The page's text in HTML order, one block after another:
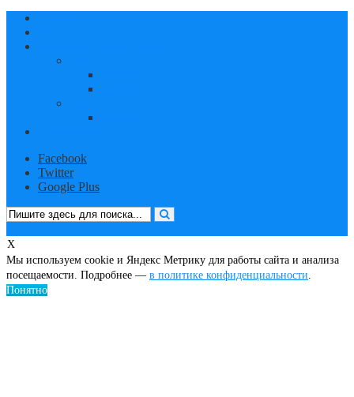
Facebook
Twitter
Google Plus
X
Мы используем cookie и Яндекс Метрику для работы сайта и анализа
посещаемости. Подробнее — в политике конфиденциальности
Понятно